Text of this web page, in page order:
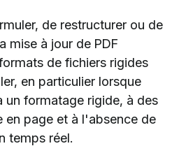
de restructurer ou de
mise à jour de PDF
de fichiers rigides
en particulier lorsque
un formatage rigide, à des
en page et à l'absence de
temps réel.